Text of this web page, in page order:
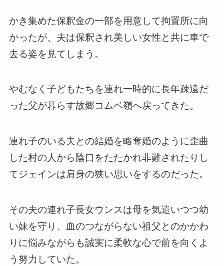
かき集めた保釈金の一部を用意して拘置所に向
かったが、夫は保釈され美しい女性と共に車で
去る姿を見てしまう。
やむなく子どもたちを連れ一時的に長年疎遠だ
った父が暮らす故郷コムベ嶺へ戻ってきた。
連れ子のいる夫との結婚を略奪婚のように歪曲
した村の人から陰口をたたかれ非難されたりし
てジェインは肩身の狭い思いをするのだった。
その夫の連れ子長女ウンスは母を気遣いつつ幼
い妹を守り、血のつながらない祖父とのかかわ
りに悩みながらも誠実に柔軟な心で前を向くよ
う努力していた。